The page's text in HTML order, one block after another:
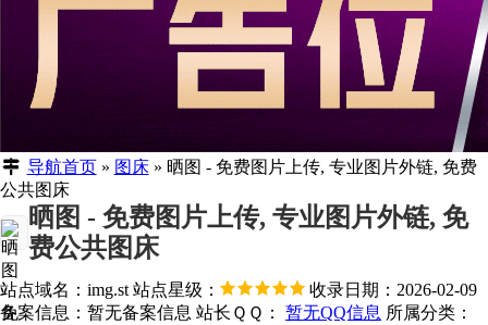
导航首页» 图床» 晒图 - 免费图片上传, 专业图片外链, 免费
公共图床
晒图 - 免费图片上传, 专业图片外链, 免
费公共图床
站点域名：img.st 站点星级：
收录日期：2026-02-09
备案信息： 暂无备案信息 站长ＱＱ： 暂无QQ信息 所属分类：